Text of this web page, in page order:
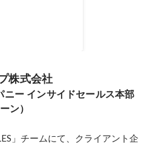
が限られていた
学習サークルを
相談相手や外国
オンライン英会
に取り組みまし
株式会社
ニー インサイドセールス本部
ン）
」チームにて、クライアント企